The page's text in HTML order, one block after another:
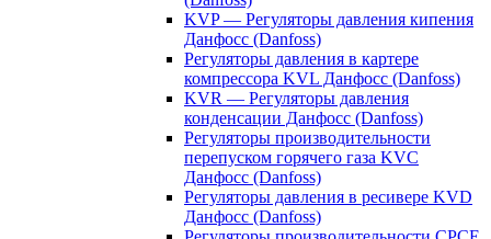
KVP — Регуляторы давления кипения
Данфосс (Danfoss)
Регуляторы давления в картере
компрессора KVL Данфосс (Danfoss)
KVR — Регуляторы давления
конденсации Данфосс (Danfoss)
Регуляторы производительности
перепуском горячего газа KVC
Данфосс (Danfoss)
Регуляторы давления в ресивере KVD
Данфосс (Danfoss)